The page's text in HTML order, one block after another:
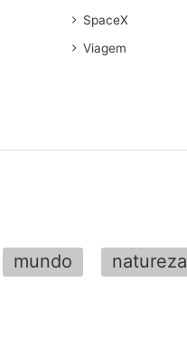
SpaceX
Viagem
mundo
natureza